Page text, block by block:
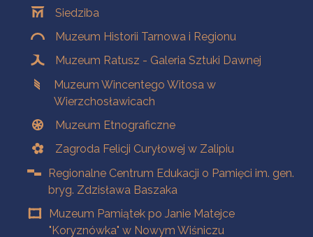
Siedziba
Muzeum Historii Tarnowa i Regionu
Muzeum Ratusz - Galeria Sztuki Dawnej
Muzeum Wincentego Witosa w
Wierzchosławicach
Muzeum Etnograficzne
Zagroda Felicji Curyłowej w Zalipiu
Regionalne Centrum Edukacji o Pamięci im. gen.
bryg. Zdzisława Baszaka
Muzeum Pamiątek po Janie Matejce
"Koryznówka" w Nowym Wiśniczu